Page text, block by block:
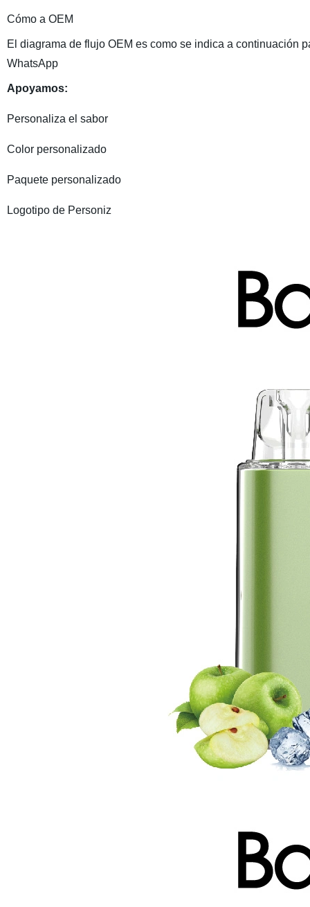
Cómo a OEM
El diagrama de flujo OEM es como se indica a continuación
WhatsApp
Apoyamos:
Personaliza el sabor
Color personalizado
Paquete personalizado
Logotipo de Personiz